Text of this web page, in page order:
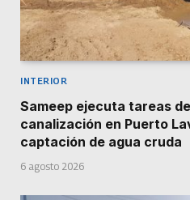
INTERIOR
Sameep ejecuta tareas
canalización en Puerto
captación de agua cruda
6 agosto 2026